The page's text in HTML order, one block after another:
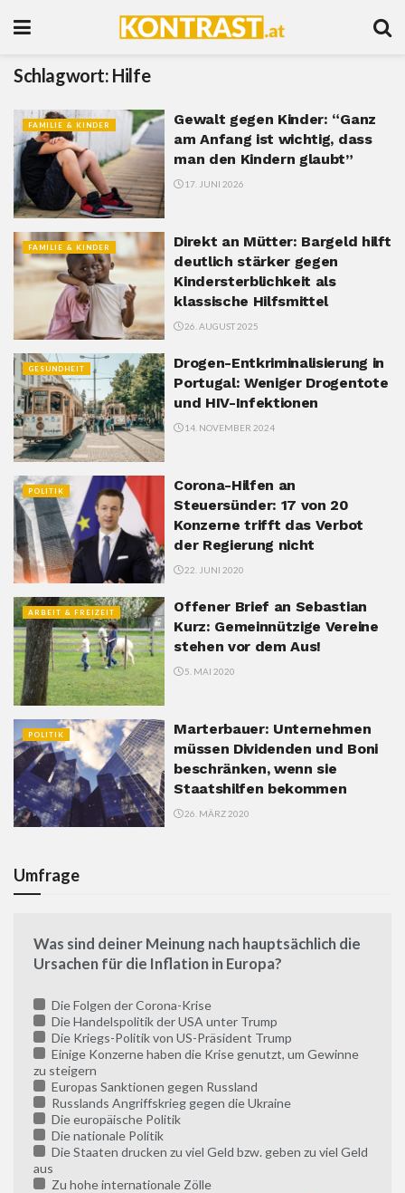
Schlagwort: Hilfe
FAMILIE & KINDER
Gewalt gegen Kinder: “Ganz
am Anfang ist wichtig, dass
man den Kindern glaubt”
17. JUNI 2026
FAMILIE & KINDER
Direkt an Mütter: Bargeld hilft
deutlich stärker gegen
Kindersterblichkeit als
klassische Hilfsmittel
26. AUGUST 2025
GESUNDHEIT
Drogen-Entkriminalisierung in
Portugal: Weniger Drogentote
und HIV-Infektionen
14. NOVEMBER 2024
POLITIK
Corona-Hilfen an
Steuersünder: 17 von 20
Konzerne trifft das Verbot
der Regierung nicht
22. JUNI 2020
ARBEIT & FREIZEIT
Offener Brief an Sebastian
Kurz: Gemeinnützige Vereine
stehen vor dem Aus!
5. MAI 2020
POLITIK
Marterbauer: Unternehmen
müssen Dividenden und Boni
beschränken, wenn sie
Staatshilfen bekommen
26. MÄRZ 2020
Umfrage
Was sind deiner Meinung nach hauptsächlich die
Ursachen für die Inflation in Europa?
Die Folgen der Corona-Krise
Die Handelspolitik der USA unter Trump
Die Kriegs-Politik von US-Präsident Trump
Einige Konzerne haben die Krise genutzt, um Gewinne
zu steigern
Europas Sanktionen gegen Russland
Russlands Angriffskrieg gegen die Ukraine
Die europäische Politik
Die nationale Politik
Die Staaten drucken zu viel Geld bzw. geben zu viel Geld
aus
Zu hohe internationale Zölle